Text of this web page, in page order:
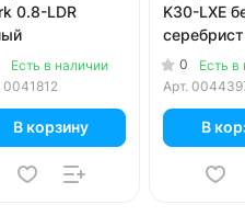
0.8-LDR
Есть в наличии
0041812
В корзину
K30-LXE
0
Есть в
Арт.
В